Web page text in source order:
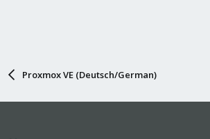
Proxmox VE (Deutsch/German)